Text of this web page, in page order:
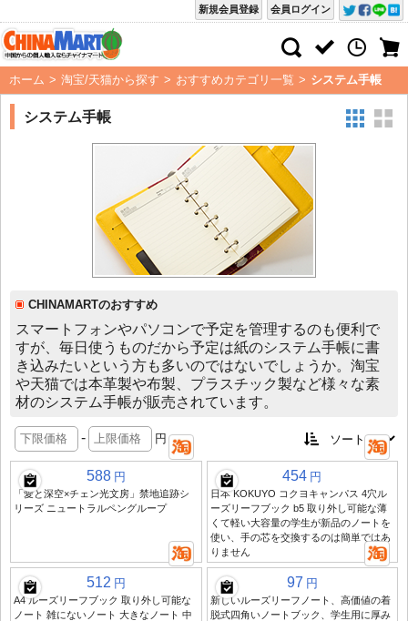
会員ログイン
新規会員登録
ホーム > 淘宝/天猫から探す > おすすめカテゴリ一覧 > システム手帳
システム手帳
CHINAMARTのおすすめ
スマートフォンやパソコンで予定を管理するのも便利で
すが、毎日使うものだから予定は紙のシステム手帳に書
き込みたいという方も多いのではないでしょうか。淘宝
や天猫では本革製や布製、プラスチック製など様々な素
材のシステム手帳が販売されています。
- 円
588 円
「愛と深空×チェン光文房」禁地追跡シ
リーズ ニュートラルペングループ
454 円
日本 KOKUYO コクヨキャンパス 4穴ル
ーズリーフブック b5 取り外し可能な薄
くて軽い大容量の学生が新品のノートを
使い、手の芯を交換するのは簡単ではあ
りません
512 円
A4 ルーズリーフブック 取り外し可能な
ノート 雑にないノート 大きなノート 中
97 円
新しいルーズリーフノート、高価値の着
脱式四角いノートブック、学生用に厚み